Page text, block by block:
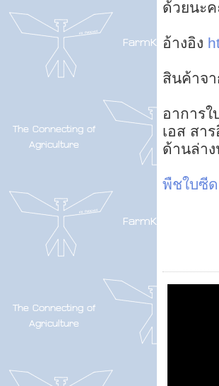
ด้วยนะค
อ้างอิง
สินค้าจา
อาการใ
เอส สา
ด้านล่าง
พืชใบซีด